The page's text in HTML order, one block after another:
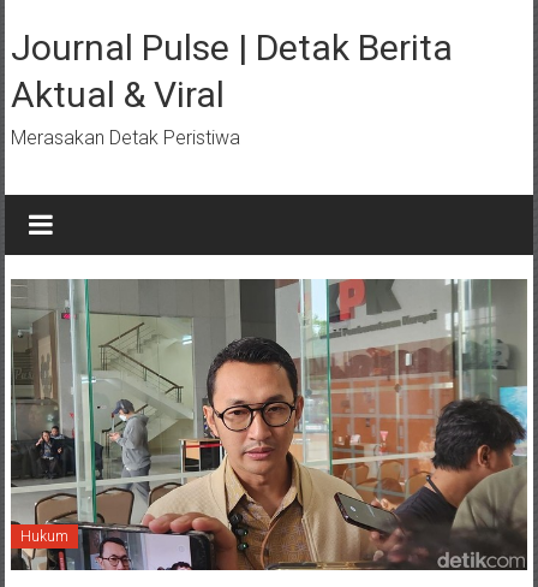
konten
Journal Pulse | Detak Berita
Aktual & Viral
Merasakan Detak Peristiwa
Hukum